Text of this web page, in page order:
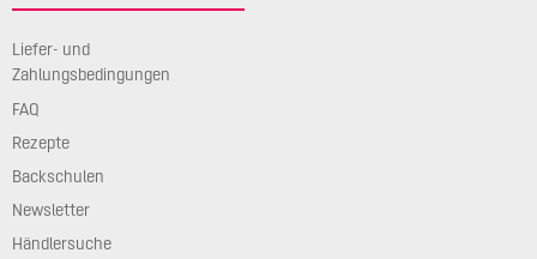
Liefer- und
Zahlungsbedingungen
FAQ
Rezepte
Backschulen
Newsletter
Händlersuche